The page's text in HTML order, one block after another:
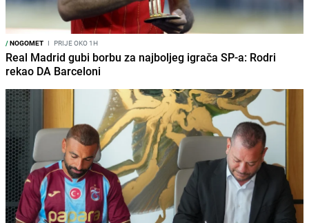
/NOGOMET I PRIJE OKO 1H
Real Madrid gubi borbu za najboljeg igrača SP-a: Rodri
rekao DA Barceloni